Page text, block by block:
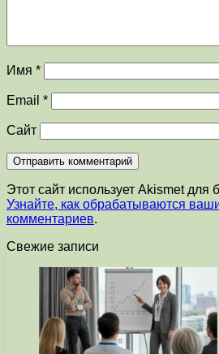
Имя *
Email *
Сайт
Этот сайт использует Akismet
Узнайте, как обрабатываются
комментариев.
Свежие записи